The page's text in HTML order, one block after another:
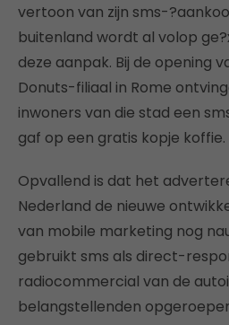
vertoon van zijn sms-
buitenland wordt al volop
deze aanpak. Bij de opening
Donuts-filiaal in Rome
inwoners van die stad een
gaf op een gratis kopje koffie.
Opvallend is dat het
Nederland de nieuwe
van mobile marketing nog
gebruikt sms als direct-
radiocommercial van de
belangstellenden